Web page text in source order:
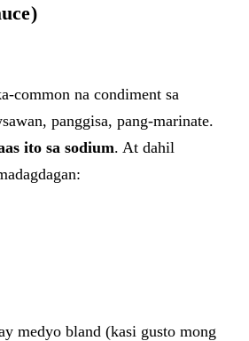
common na condiment sa
panggisa, pang-marinate.
ito sa sodium. At dahil
medyo bland (kasi gusto mong